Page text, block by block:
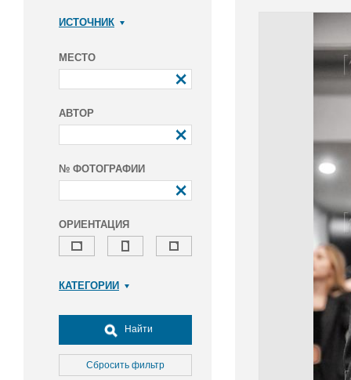
ИСТОЧНИК
МЕСТО
АВТОР
№ ФОТОГРАФИИ
ОРИЕНТАЦИЯ
КАТЕГОРИИ
Досуг, туризм и отдых
Культура
Медицина
Найти
Сбросить фильтр